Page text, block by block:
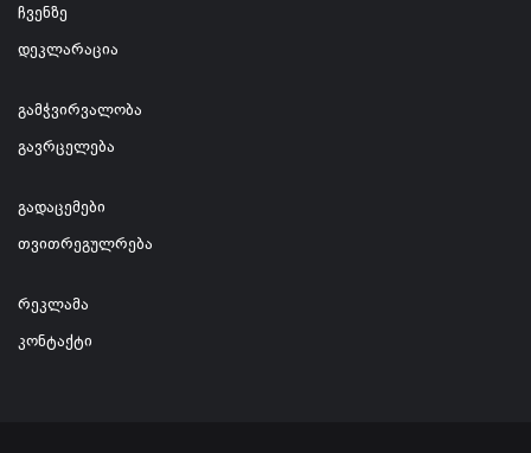
ჩვენზე
დეკლარაცია
გამჭვირვალობა
გავრცელება
გადაცემები
თვითრეგულრება
რეკლამა
კონტაქტი